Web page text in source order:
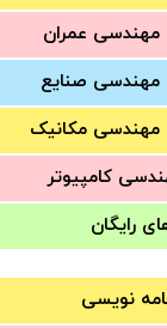
مهندسی عمران
مهندسی صنایع
مهندسی مکانیک
کامپیوتر
رایگان
نویسی